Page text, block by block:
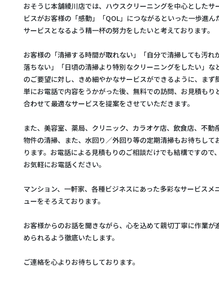
おそうじ本舗綾川店では、ハウスクリーニングを中心としたサ
ビスがお客様の「感動」「QOL」につながるといった一歩進ん
サービスとなるよう精一杯の努力をしたいと考えております。
お客様の「清掃する時間が取れない」「自分で清掃しても汚れ
落ちない」「日頃の清掃より特別なクリーニングをしたい」な
のご要望に対し、きめ細やかなサービスができるように、まず
単にお電話で内容をうかがった後、無料での訪問、お見積もり
合わせて最適なサービスを提案をさせていただきます。
また、美容室、薬局、クリニック、カラオケ店、飲食店、不動
物件の清掃、また、水回り／外回り等の定期清掃もお待ちして
ります。お電話による見積もりのご相談だけでも結構ですので
お気軽にお電話ください。
マンション、一軒家、各種ビジネスにあった多彩なサービスメ
ューをそろえております。
お客様からのお話を聞きながら、心を込めて親切丁寧に作業が
められるよう徹底いたします。
ご連絡を心よりお待ちしております。